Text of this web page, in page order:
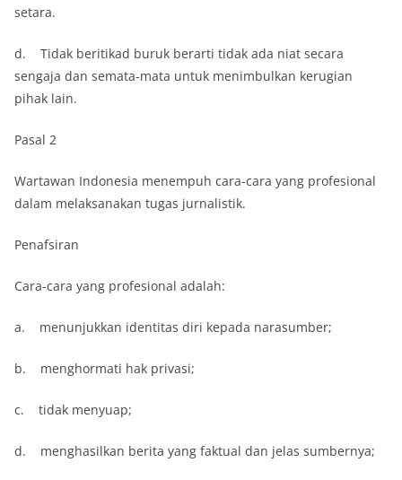
setara.
d. Tidak beritikad buruk berarti tidak ada niat secara
sengaja dan semata-mata untuk menimbulkan kerugian
pihak lain.
Pasal 2
Wartawan Indonesia menempuh cara-cara yang profesional
dalam melaksanakan tugas jurnalistik.
Penafsiran
Cara-cara yang profesional adalah:
a. menunjukkan identitas diri kepada narasumber;
b. menghormati hak privasi;
c. tidak menyuap;
d. menghasilkan berita yang faktual dan jelas sumbernya;